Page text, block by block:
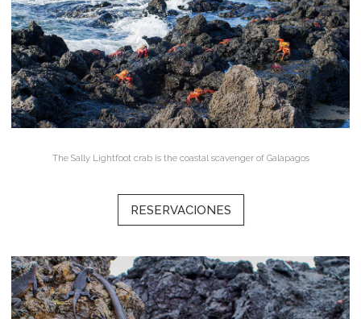
The Sally Lightfoot crab is the coastal scavenger of Galapagos
RESERVACIONES